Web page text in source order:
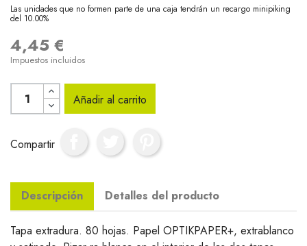
Las unidades que no formen parte de una caja tendrán un recargo minipiking
del 10.00%
4,45 €
Impuestos incluidos
Añadir al carrito
Compartir
Descripción Detalles del producto
Tapa extradura. 80 hojas. Papel OPTIKPAPER+, extrablanco